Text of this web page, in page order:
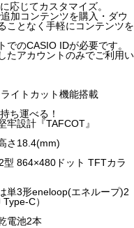
応じてカスタマイズ。
加コンテンツを購入・ダウ
ことなく手軽にコンテンツを
のCASIO IDが必要です。
たアカウントのみでご利用い
イトカット機能搭載
ち運べる！
設計『TAFCOT』
さ18.4(mm)
864×480ドット TFTカラ
単3形eneloop(エネループ)2
C）
電池2本